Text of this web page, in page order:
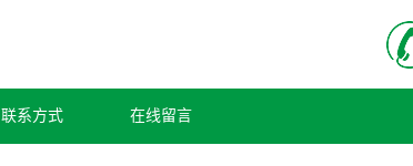
联系方式 在线留言